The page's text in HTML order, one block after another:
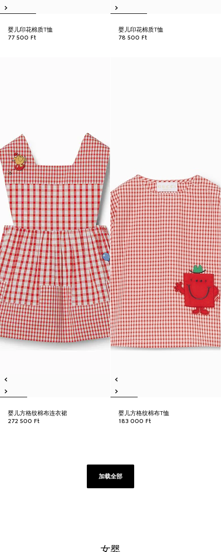
婴儿印花棉质T恤
77 500 Ft
婴儿印花棉质T恤
78 500 Ft
婴儿方格纹棉布连衣裙
272 500 Ft
婴儿方格纹棉布T恤
183 000 Ft
加载全部
女婴